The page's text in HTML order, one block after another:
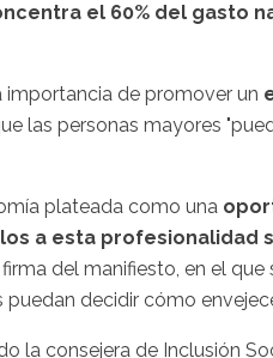
el 60% del gasto
importancia de promover un
las personas mayores
plateada como una
a esta profesionalidad
del manifiesto, en el
decidir cómo
la consejera de Inclusión